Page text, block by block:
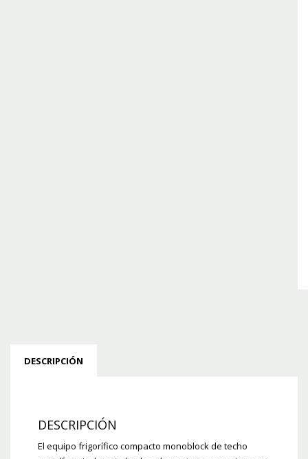
DESCRIPCIÓN
DESCRIPCIÓN
El equipo frigorífico compacto monoblock de techo